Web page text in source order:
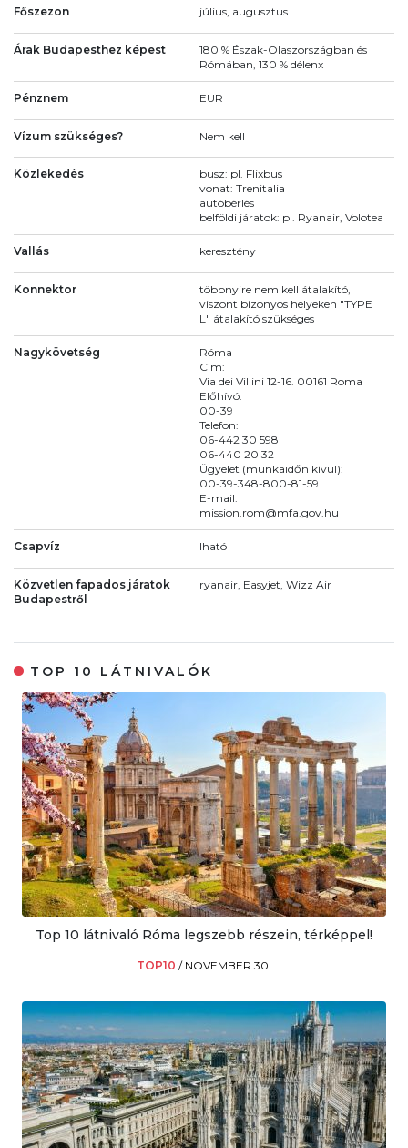
Főszezon július, augusztus
Árak Budapesthez képest
180 % Észak-Olaszországban és
Rómában, 130 % délenx
Pénznem EUR
Vízum szükséges? Nem kell
Közlekedés
busz: pl. Flixbus
vonat: Trenitalia
autóbérlés
belföldi járatok: pl. Ryanair, Volotea
Vallás keresztény
Konnektor
többnyire nem kell átalakító,
viszont bizonyos helyeken "TYPE
L" átalakító szükséges
Nagykövetség
Róma
Cím:
Via dei Villini 12-16. 00161 Roma
Előhívó:
00-39
Telefon:
06-442 30 598
06-440 20 32
Ügyelet (munkaidőn kívül):
00-39-348-800-81-59
E-mail:
mission.rom@mfa.gov.hu
Csapvíz Iható
Közvetlen fapados járatok
Budapestről
ryanair, Easyjet, Wizz Air
TOP 10 LÁTNIVALÓK
Top 10 látnivaló Róma legszebb részein, térképpel!
TOP10 / NOVEMBER 30.